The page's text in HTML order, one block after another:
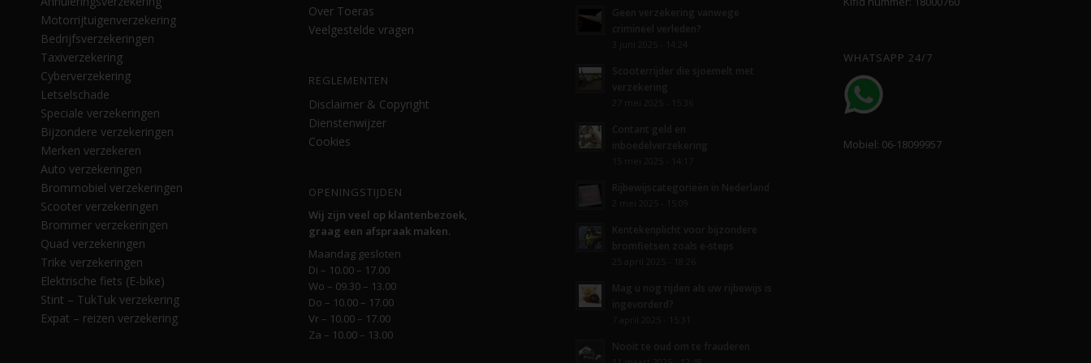
Motorrijtuigenverzekering
Bedrijfsverzekeringen
Taxiverzekering
Cyberverzekering
Letselschade
Speciale verzekeringen
Bijzondere verzekeringen
Merken verzekeren
Auto verzekeringen
Brommobiel verzekeringen
Scooter verzekeringen
Brommer verzekeringen
Quad verzekeringen
Trike verzekeringen
Elektrische fiets (E-bike)
Stint – TukTuk verzekering
Expat – reizen verzekering
Over Toeras
Veelgestelde vragen
REGLEMENTEN
Disclaimer & Copyright
Dienstenwijzer
Cookies
OPENINGSTIJDEN
Wij zijn veel op klantenbezoek,
graag een afspraak maken.
Maandag gesloten
Di – 10.00 – 17.00
Wo – 09.30 – 13.00
Do – 10.00 – 17.00
Vr – 10.00 – 17.00
Za – 10.00 – 13.00
WHATSAPP 24/7
Mobiel: 06-18099957